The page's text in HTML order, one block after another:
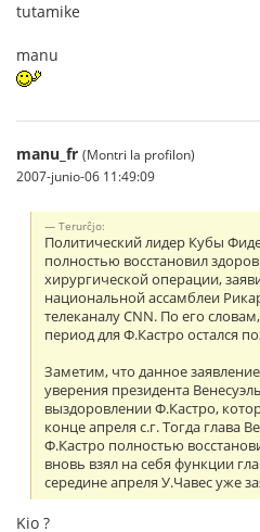
tutamike
manu
manu_fr (Montri la profilon)
2007-junio-06 11:49:09
Terurĉjo:
Политический лидер Кубы
полностью восстановил
хирургической операции,
национальной ассамблеи
телеканалу CNN. По его
период для Ф.Кастро остался
Заметим, что данное
уверения президента
выздоровлении Ф.Кастро,
конце апреля с.г. Тогда глава
Ф.Кастро полностью
вновь взял на себя функции
середине апреля У.Чавес уже
Kio ?